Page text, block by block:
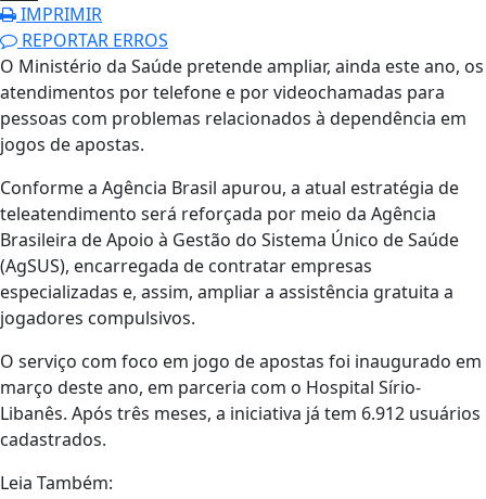
IMPRIMIR
REPORTAR ERROS
O Ministério da Saúde pretende ampliar, ainda este ano, os
atendimentos por telefone e por videochamadas para
pessoas com problemas relacionados à dependência em
jogos de apostas.
Conforme a Agência Brasil apurou, a atual estratégia de
teleatendimento será reforçada por meio da Agência
Brasileira de Apoio à Gestão do Sistema Único de Saúde
(AgSUS), encarregada de contratar empresas
especializadas e, assim, ampliar a assistência gratuita a
jogadores compulsivos.
O serviço com foco em jogo de apostas foi inaugurado em
março deste ano, em parceria com o Hospital Sírio-
Libanês. Após três meses, a iniciativa já tem 6.912 usuários
cadastrados.
Leia Também: